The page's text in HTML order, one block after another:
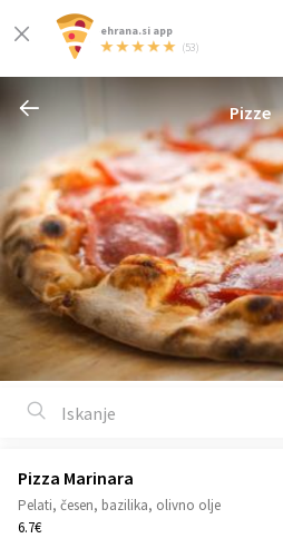
ehrana.si app
(53)
Pizze
Pizza Marinara
Pelati, česen, bazilika, olivno olje
6.7€